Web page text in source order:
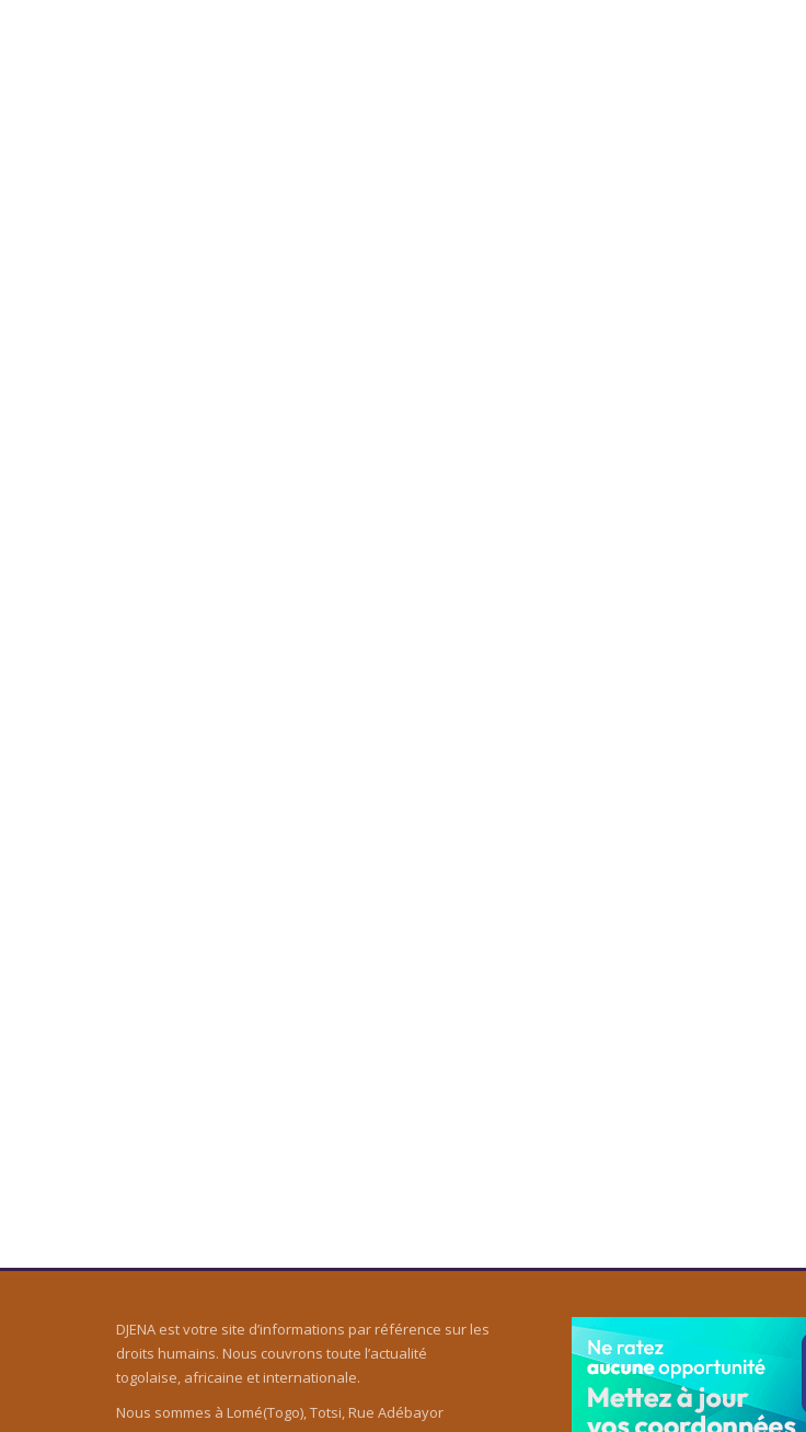
DJENA est votre site d’informations par référence sur les
droits humains. Nous couvrons toute l’actualité
togolaise, africaine et internationale.
Nous sommes à Lomé(Togo), Totsi, Rue Adébayor